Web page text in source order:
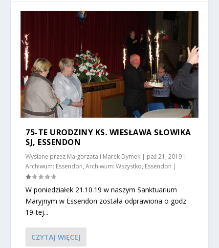
75-TE URODZINY KS. WIESŁAWA SŁOWIKA
SJ, ESSENDON
Wysłane przez Małgorzata i Marek Dymek | paź 21, 2019 |
Archiwum: Essendon,Archiwum: Wszystko, Essendon |
W poniedziałek 21.10.19 w naszym Sanktuarium
Maryjnym w Essendon została odprawiona o godz
19-tej...
CZYTAJ WIĘCEJ